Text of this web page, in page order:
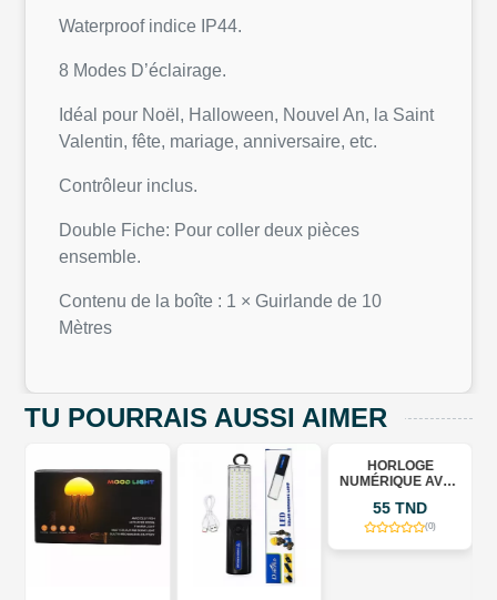
Waterproof indice IP44.
8 Modes D’éclairage.
Idéal pour Noël, Halloween, Nouvel An, la Saint
Valentin, fête, mariage, anniversaire, etc.
Contrôleur inclus.
Double Fiche: Pour coller deux pièces
ensemble.
Contenu de la boîte : 1 × Guirlande de 10
Mètres
TU POURRAIS AUSSI AIMER
HORLOGE
NUMÉRIQUE AVEC
ÉCRAN MIROIR
55 TND
(0)